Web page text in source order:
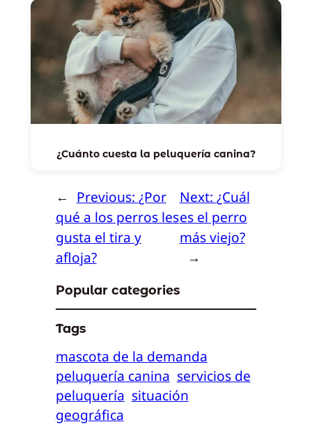
¿Cuánto cuesta la peluquería canina?
← Previous: ¿Por
qué a los perros les
gusta el tira y
afloja?
Next: ¿Cuál
es el perro
más viejo?
→
Popular categories
Tags
mascota de la demanda
peluquería canina servicios de
peluquería situación
geográfica